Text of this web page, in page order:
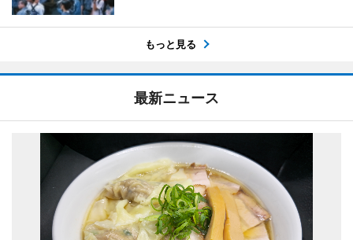
もっと見る
最新ニュース